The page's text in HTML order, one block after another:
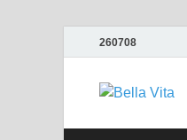
260708